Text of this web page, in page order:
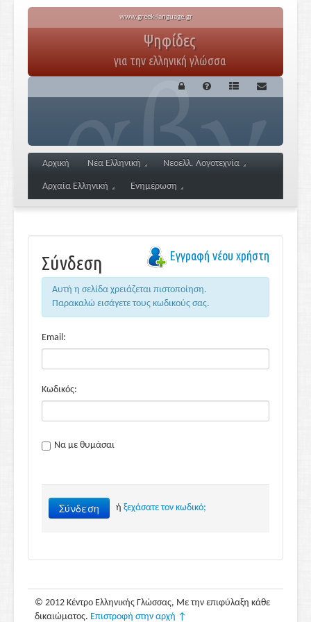
www.greek-language.gr
Ψηφίδες
για την ελληνική γλώσσα
Αρχική Νέα Ελληνική Νεοελλ. Λογοτεχνία
Αρχαία Ελληνική Ενημέρωση
Σύνδεση Εγγραφή νέου χρήστη
Αυτή η σελίδα χρειάζεται πιστοποίηση.
Παρακαλώ εισάγετε τους κωδικούς σας.
Email:
Κωδικός:
Να με θυμάσαι
Σύνδεση ή ξεχάσατε τον κωδικό;
© 2012 Κέντρο Ελληνικής Γλώσσας, Με την επιφύλαξη κάθε
δικαιώματος. Επιστροφή στην αρχή ↑